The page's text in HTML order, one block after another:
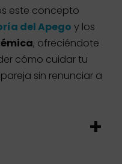
este concepto
del Apego y los
, ofreciéndote
cómo cuidar tu
sin renunciar a
+